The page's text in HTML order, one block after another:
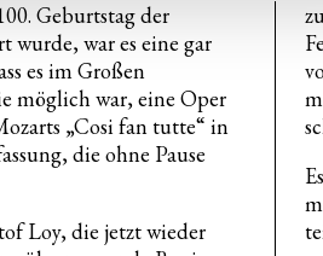
Geburtstag der
wurde, war es eine gar
es im Großen
möglich war, eine Oper
„Cosi fan tutte“ in
die ohne Pause
Loy, die jetzt wieder